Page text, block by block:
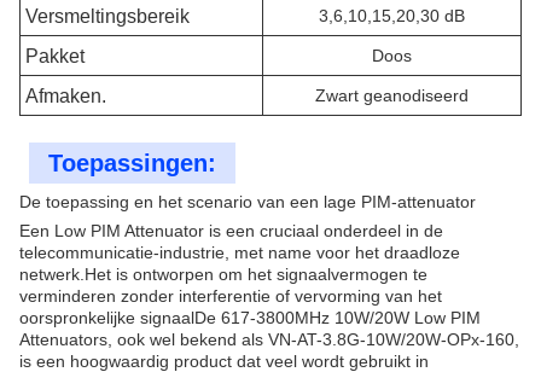
Versmeltingsbereik 3,6,10,15,20,30 dB
Pakket Doos
Afmaken. Zwart geanodiseerd
Toepassingen:
De toepassing en het scenario van een lage PIM-attenuator
Een Low PIM Attenuator is een cruciaal onderdeel in de
telecommunicatie-industrie, met name voor het draadloze
netwerk.Het is ontworpen om het signaalvermogen te
verminderen zonder interferentie of vervorming van het
oorspronkelijke signaalDe 617-3800MHz 10W/20W Low PIM
Attenuators, ook wel bekend als VN-AT-3.8G-10W/20W-OPx-160,
is een hoogwaardig product dat veel wordt gebruikt in